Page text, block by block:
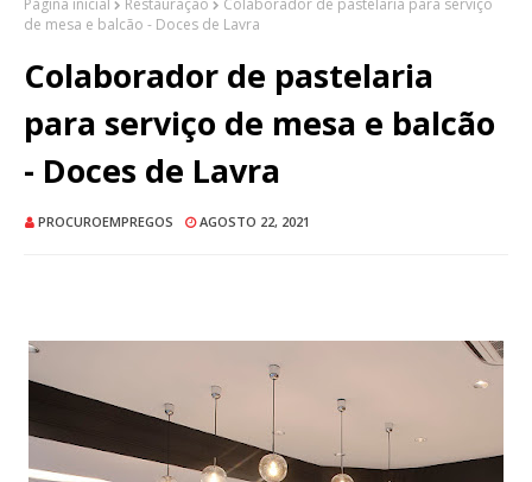
Página inicial Restauração
Colaborador de pastelaria para serviço
de mesa e balcão - Doces de Lavra
Colaborador de pastelaria
para serviço de mesa e balcão
- Doces de Lavra
PROCUROEMPREGOS AGOSTO 22, 2021